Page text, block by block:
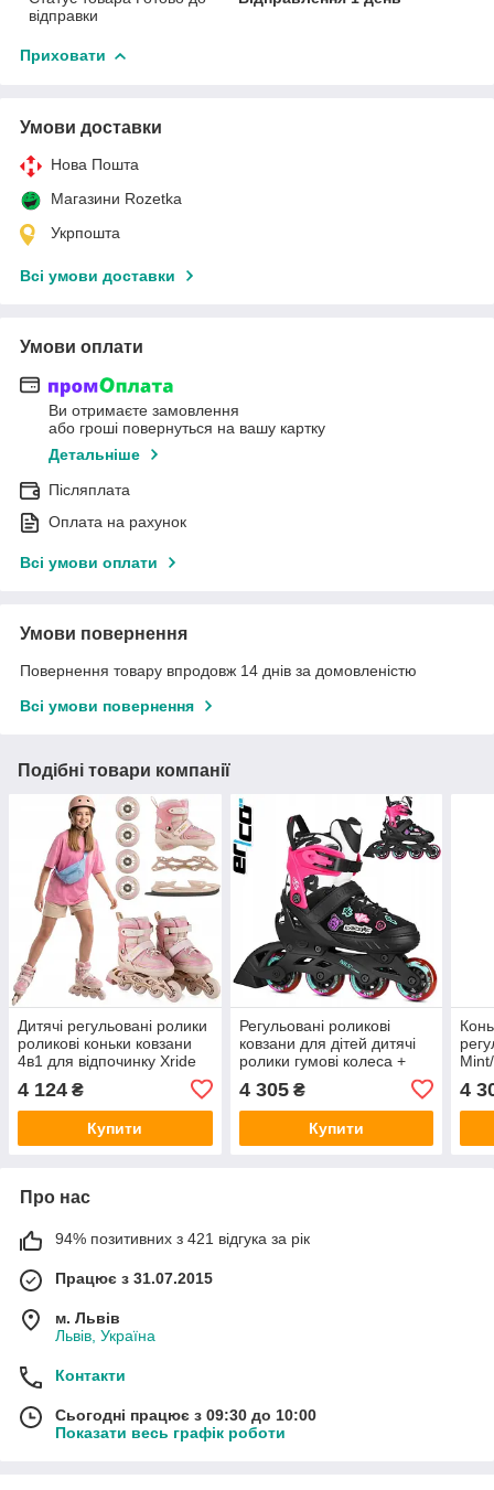
відправки
Приховати
Умови доставки
Нова Пошта
Магазини Rozetka
Укрпошта
Всі умови доставки
Умови оплати
Ви отримаєте замовлення
або гроші повернуться на вашу картку
Детальніше
Післяплата
Оплата на рахунок
Всі умови оплати
Умови повернення
Повернення товару впродовж 14 днів за домовленістю
Всі умови повернення
Подібні товари компанії
Дитячі регульовані ролики
роликові коньки ковзани
4в1 для відпочинку Xride
4 124 ₴
Купити
Регульовані роликові
ковзани для дітей дитячі
ролики гумові колеса +
4 305₴
Купити
4
Про нас
94% позитивних з 421 відгука за рік
Працює з 31.07.2015
м. Львів
Львів, Україна
Контакти
Сьогодні працює з 09:30 до 10:00
Показати весь графік роботи